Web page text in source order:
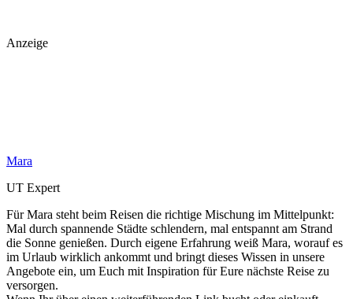
Anzeige
Mara
UT Expert
Für Mara steht beim Reisen die richtige Mischung im Mittelpunkt:
Mal durch spannende Städte schlendern, mal entspannt am Strand
die Sonne genießen. Durch eigene Erfahrung weiß Mara, worauf es
im Urlaub wirklich ankommt und bringt dieses Wissen in unsere
Angebote ein, um Euch mit Inspiration für Eure nächste Reise zu
versorgen.